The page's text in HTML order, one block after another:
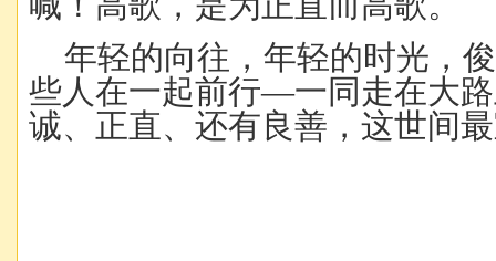
年轻的向往，年轻的时光，
些人在一起前行—一同走在大
诚、正直、还有良善，这世间